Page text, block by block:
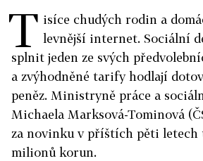
T isíce chudých rodin a
levnější internet. Sociální
splnit jeden ze svých
a zvýhodněné tarify hodlají
peněz. Ministryně práce a
Michaela Marksová-Tominová
za novinku v příštích pěti
milionů korun.